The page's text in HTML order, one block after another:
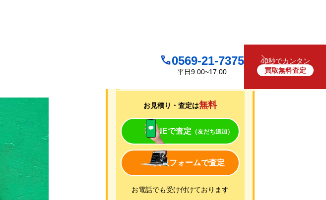
0569-21-7375
平日9:00~17:00
40秒でカンタン
買取無料査定
買取について
お見積り・査定は無料
LINEで査定 （友だち追加）
買取フォームで査定
お電話でも受け付けております